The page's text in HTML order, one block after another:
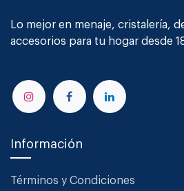
Lo mejor en menaje, cristalería,
accesorios para tu hogar desde
Información
Términos y Condiciones